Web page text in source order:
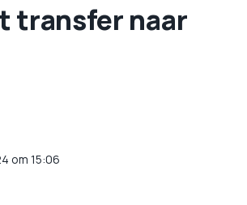
transfer naar
om 15:06